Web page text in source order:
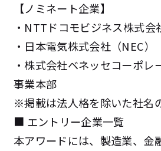
【ノミネート企業】
・NTTドコモビジネス株式会
・日本電気株式会社（NEC）
・株式会社ベネッセコーポレ
事業本部
※掲載は法人格を除いた社名
■ エントリー企業一覧
本アワードには、製造業、金